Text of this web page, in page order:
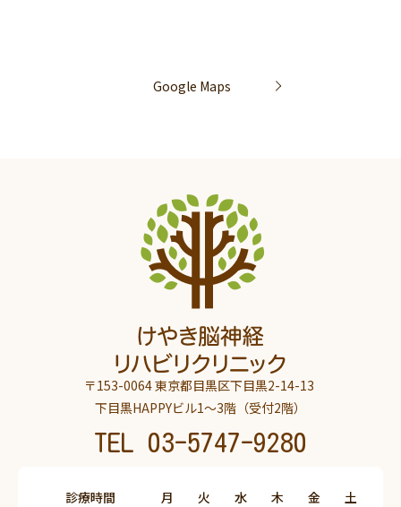
Google Maps
〒153-0064 東京都目黒区下目黒2-14-13
下目黒HAPPYビル1～3階（受付2階）
TEL 03-5747-9280
診療時間 月 火 水 木 金
土